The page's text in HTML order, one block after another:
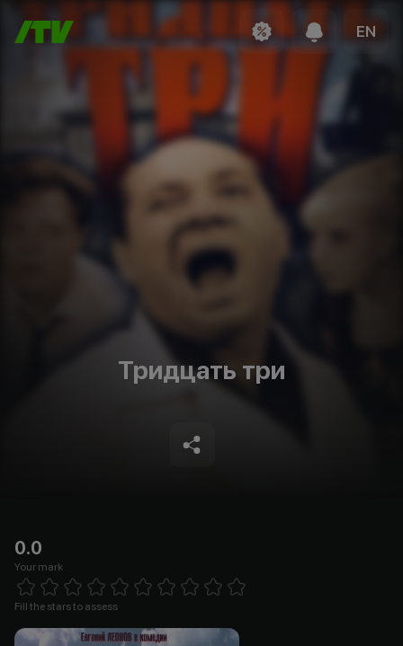
EN
Тридцать три
0.0
Your mark
1 Star 2 Stars 3 Stars
Fill the stars to assess